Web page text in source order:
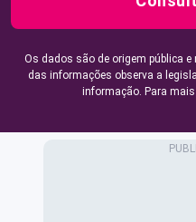
Os dados são de origem pública
das informações observa a
informação. Para